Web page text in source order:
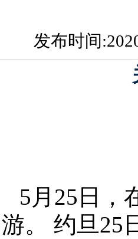
发布时间
5月25日，
游。 约旦25